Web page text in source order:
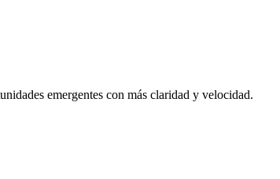
emergentes con más claridad y velocidad.